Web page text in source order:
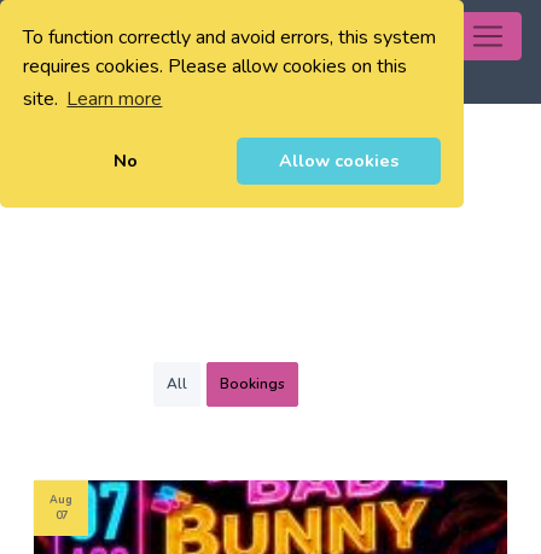
To function correctly and avoid errors, this system
requires cookies. Please allow cookies on this
site. Learn more
No Allow cookies
0
All Bookings
Aug
07